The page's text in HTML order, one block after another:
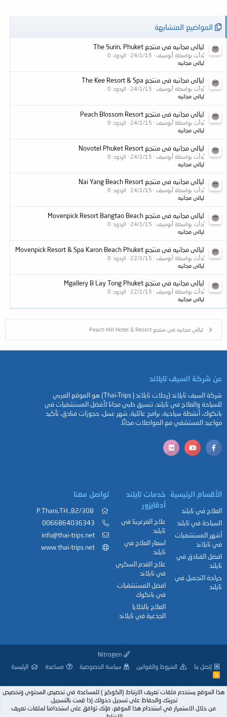
و
المواضيع المتشابهة
ليالى مجانيه فى منتجع The Surin, Phuket
بُدأت بواسطة أبوسيف 24/1/15
الردود: 0
ليالى مجانيه
ليالى مجانيه فى منتجع The Kee Resort & Spa
بُدأت بواسطة أبوسيف 24/1/15
الردود: 0
ليالى مجانيه
ليالى مجانيه فى منتجع Peach Blossom Resort
بُدأت بواسطة أبوسيف 24/1/15
الردود: 0
ليالى مجانيه
ليالى مجانيه فى منتجع Novotel Phuket Resort
بُدأت بواسطة أبوسيف 24/1/15
الردود: 0
ليالى مجانيه
ليالى مجانيه فى منتجع Nai Yang Beach Resort
بُدأت بواسطة أبوسيف 24/1/15
الردود: 0
ليالى مجانيه
ليالى مجانيه فى منتجع Movenpick Resort Bangtao Beach
بُدأت بواسطة أبوسيف 24/1/15
الردود: 0
ليالى مجانيه
ليالى مجانيه فى منتجع Movenpick Resort & Spa Karon Beach Phuket
بُدأت بواسطة أبوسيف 22/1/15
الردود: 0
ليالى مجانيه
ليالى مجانيه فى منتجع Mgallery B Lay Tong Phuket
بُدأت بواسطة أبوسيف 22/1/15
الردود: 0
ليالى مجانيه
ليالى مجانيه فى منتجع Peach Hill Hotel & Resort
عن شركة السيف تايلاند
شركة السيف تايلاند (رحلات تايلاند | Thai-Trips) هو الموقع العربي
للسياحة والعلاج في تايلند، تنسيق طبي مجانا لأفضل المستشفيات في
بانكوك، أنشطة سياحية، برامج عائلية، شهر عسل، حجوزات فنادق، تأكيد
مواعيد المستشفي مع المواصلات مجانًا.
الأقسام الرئيسية
العلاج في تايلند
السياحة في تايلند
أشهر المستشفيات
في تايلاند
افضل الفنادق في
تايلند
جراحة التجميل في
تايلند
خدمات تايلند
أدفايزور
علاج الغرغرينا في
تايلند
اسعار العلاج في
تايلند
علاج القدم السكري
في تايلاند
افضل المستشفيات
في بانكوك
العلاج بالخلايا
الجذعية في تايلاند
تواصل معنا
82/308,.P.Thani,TH
0066864036343
info@thai-trips.net
www.thai-trips.net
إتصل بنا
الشروط والقوانين سياسة الخصوصية مساعدة الرئيسية
R
S
هذا الموقع يستخدم ملفات تعريف الارتباط (الكوكيز ) للمساعدة في تخصيص المحتوى وتخصيص
تجربتك والحفاظ على تسجيل دخولك إذا قمت بالتسجيل.
من خلال الاستمرار في استخدام هذا الموقع، فإنك توافق على استخدامنا لملفات تعريف